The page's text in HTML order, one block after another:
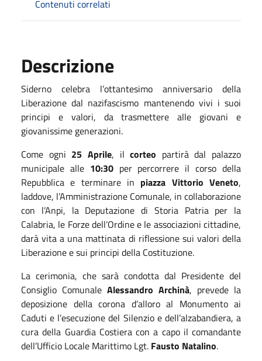
Contenuti correlati
Descrizione
Siderno celebra l’ottantesimo anniversario della
Liberazione dal nazifascismo mantenendo vivi i suoi
principi e valori, da trasmettere alle giovani e
giovanissime generazioni.
Come ogni 25 Aprile, ilcorteo partirà dal palazzo
municipale alle 10:30per percorrere il corso della
Repubblica e terminare in piazza Vittorio Veneto,
laddove, l’Amministrazione Comunale, in collaborazione
con l’Anpi, la Deputazione di Storia Patria per la
Calabria, le Forze dell’Ordine e le associazioni cittadine,
darà vita a una mattinata di riflessione sui valori della
Liberazione e sui principi della Costituzione.
La cerimonia, che sarà condotta dal Presidente del
Consiglio Comunale Alessandro Archinà, prevede la
deposizione della corona d’alloro al Monumento ai
Caduti e l’esecuzione del Silenzio e dell’alzabandiera, a
cura della Guardia Costiera con a capo il comandante
dell’Ufficio Locale Marittimo Lgt. Fausto Natalino.